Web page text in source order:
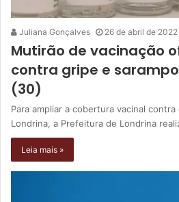
Juliana Gonçalves 26 de abril de 2022
Mutirão de vacinação
contra gripe e
(30)
Para ampliar a cobertura vacinal
Londrina, a Prefeitura de Londrina
Leia mais »